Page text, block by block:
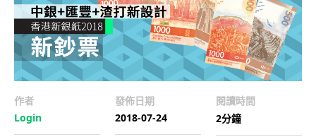
作者
Login
發佈日期
2018-07-24
閱讀時間
2分鐘